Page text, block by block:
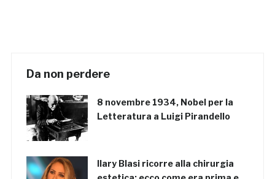
Da non perdere
8 novembre 1934, Nobel per la
Letteratura a Luigi Pirandello
Ilary Blasi ricorre alla chirurgia